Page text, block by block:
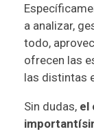
a analizar,
todo,
ofrecen las
las distintas
Sin dudas, el